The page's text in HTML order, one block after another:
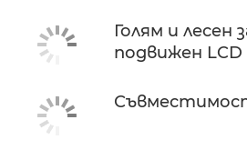
Голям и лесен
подвижен LCD